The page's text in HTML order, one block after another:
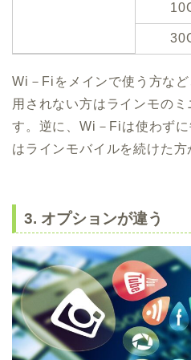
Wi－Fiをメインで使う方な
用されない方はラインモの
す。逆に、Wi－Fiは使わず
はラインモバイルを続けた方
3. オプションが違う